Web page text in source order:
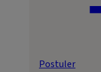
Postuler